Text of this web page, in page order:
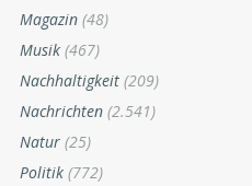
Magazin (48)
Musik (467)
Nachhaltigkeit (209)
Nachrichten (2.541)
Natur (25)
Politik (772)